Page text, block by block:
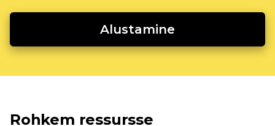
Alustamine
Rohkem ressursse